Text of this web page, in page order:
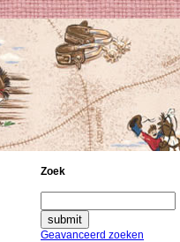
Zoek
Geavanceerd zoeken